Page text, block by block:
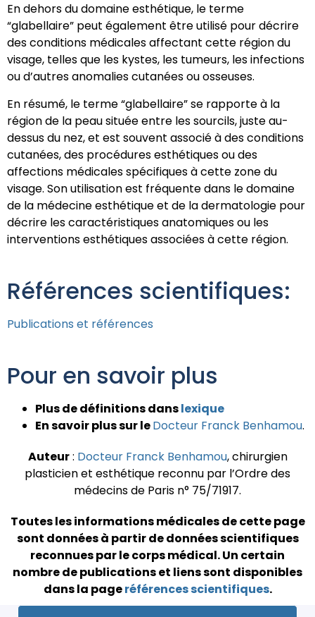
En dehors du domaine esthétique, le terme
“glabellaire” peut également être utilisé pour décrire
des conditions médicales affectant cette région du
visage, telles que les kystes, les tumeurs, les infections
ou d’autres anomalies cutanées ou osseuses.
En résumé, le terme “glabellaire” se rapporte à la
région de la peau située entre les sourcils, juste au-
dessus du nez, et est souvent associé à des conditions
cutanées, des procédures esthétiques ou des
affections médicales spécifiques à cette zone du
visage. Son utilisation est fréquente dans le domaine
de la médecine esthétique et de la dermatologie pour
décrire les caractéristiques anatomiques ou les
interventions esthétiques associées à cette région.
Références scientifiques:
Publications et références
Pour en savoir plus
Plus de définitions danslexique
En savoir plus sur leDocteur Franck Benhamou.
Auteur: Docteur Franck Benhamou, chirurgien
plasticien et esthétique reconnu par l’Ordre des
médecins de Paris n° 75/71917.
Toutes les informations médicales de cette page
sont données à partir de données scientifiques
reconnues par le corps médical.Un certain
nombre de publications et liens sont disponibles
dans la pageréférences scientifiques.